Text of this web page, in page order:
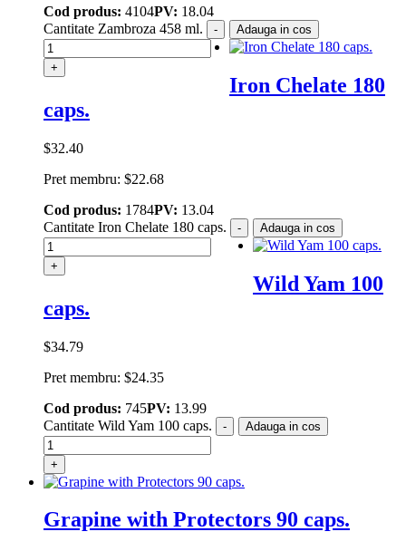
Cod produs: 4104PV: 18.04
Cantitate Zаmbroza 458 ml.
-
+
Adauga in cos
Iron Chelate 180
caps.
$32.40
Pret membru: $22.68
Cod produs: 1784PV: 13.04
Cantitate Iron Chelate 180 caps.
-
+
Adauga in cos
Wild Yam 100
caps.
$34.79
Pret membru: $24.35
Cod produs: 745PV: 13.99
Cantitate Wild Yam 100 caps.
-
+
Adauga in cos
Grapine with Protectors 90 caps.